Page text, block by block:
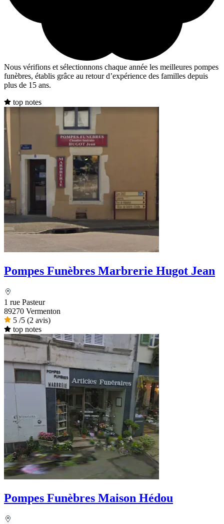
Nous vérifions et sélectionnons chaque année les meilleures pompes
funèbres, établis grâce au retour d’expérience des familles depuis
plus de 15 ans.
top notes
Pompes Funèbres Marbrerie Hugot Jean
1 rue Pasteur
89270 Vermenton
5 /5 (2 avis)
top notes
Pompes Funèbres Maison Hédou